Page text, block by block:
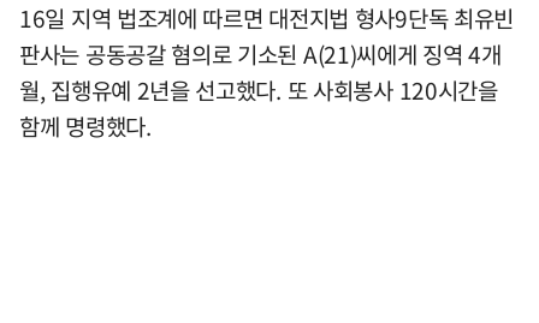
16일 지역 법조계에 따르면 대전지법 형사9단독 최유빈
판사는 공동공갈 혐의로 기소된 A(21)씨에게 징역 4개
월, 집행유예 2년을 선고했다. 또 사회봉사 120시간을
함께 명령했다.